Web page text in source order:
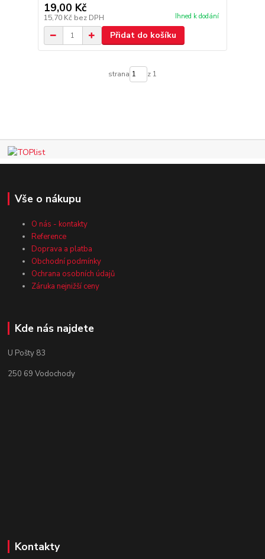
19,00 Kč
15,70 Kč bez DPH Ihned k dodání
Přidat do košíku
strana z 1
Vše o nákupu
O nás - kontakty
Reference
Doprava a platba
Obchodní podmínky
Ochrana osobních údajů
Záruka nejnižší ceny
Kde nás najdete
U Pošty 83
250 69 Vodochody
Kontakty